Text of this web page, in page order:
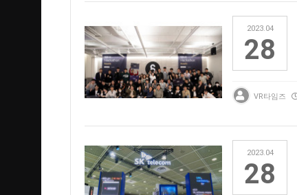
2023.04
28
VR타임즈
2023.04
28